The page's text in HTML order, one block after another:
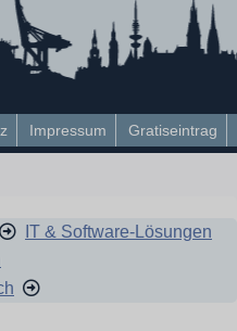
Impressum Gratiseintrag
IT & Software-Lösungen